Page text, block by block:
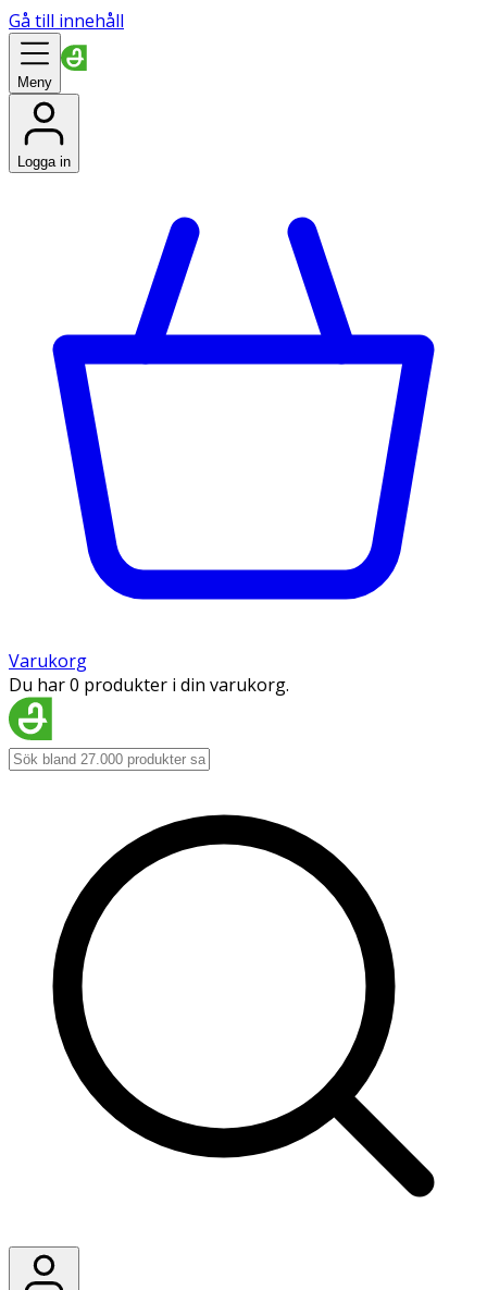
Gå till innehåll
Meny
Logga in
Varukorg
Du har 0 produkter i din varukorg.